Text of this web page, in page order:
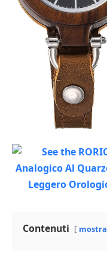
Contenuti mostra